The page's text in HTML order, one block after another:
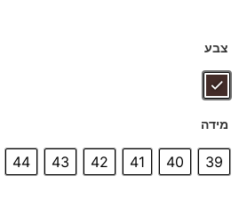
צבע
מידה
39
40
41
42
43
44